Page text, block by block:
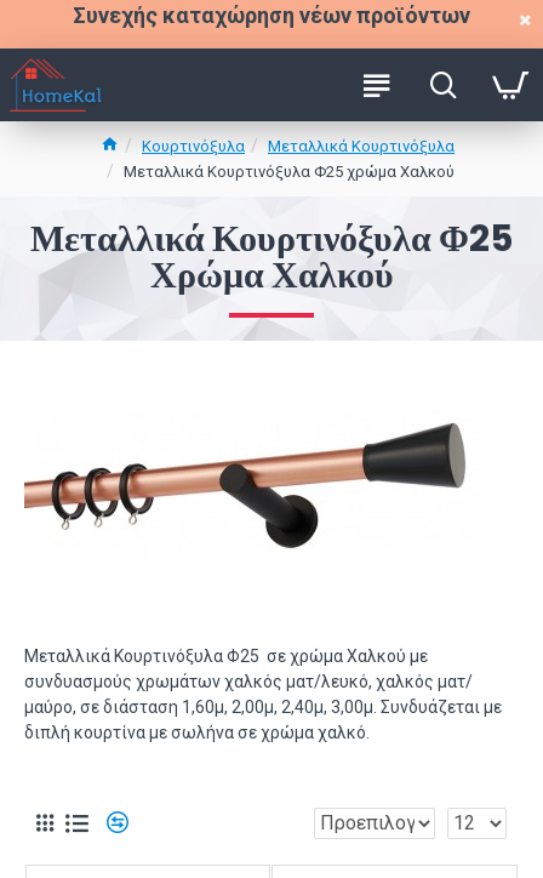
Συνεχής καταχώρηση νέων προϊόντων
Κουρτινόξυλα
Μεταλλικά Κουρτινόξυλα
Μεταλλικά Κουρτινόξυλα Φ25 χρώμα Χαλκού
Μεταλλικά Κουρτινόξυλα Φ25
Χρώμα Χαλκού
Μεταλλικά Κουρτινόξυλα Φ25 σε χρώμα Χαλκού με
συνδυασμούς χρωμάτων χαλκός ματ/λευκό, χαλκός ματ/
μαύρο, σε διάσταση 1,60μ, 2,00μ, 2,40μ, 3,00μ. Συνδυάζεται με
διπλή κουρτίνα με σωλήνα σε χρώμα χαλκό.